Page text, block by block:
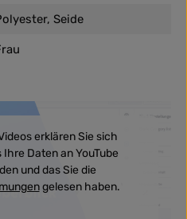
Seide
erklären Sie sich
Daten an YouTube
und das Sie die
gelesen haben.